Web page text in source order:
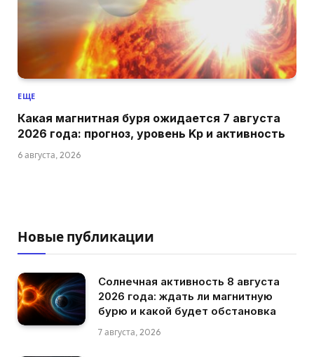
ЕЩЕ
Какая магнитная буря ожидается 7 августа
2026 года: прогноз, уровень Kp и активность
6 августа, 2026
Новые публикации
Солнечная активность 8 августа
2026 года: ждать ли магнитную
бурю и какой будет обстановка
7 августа, 2026